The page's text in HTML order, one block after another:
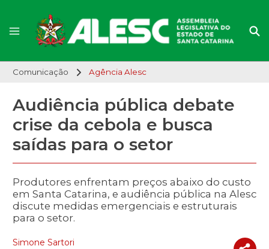
Comunicação Agência Alesc
Audiência pública debate
crise da cebola e busca
saídas para o setor
Produtores enfrentam preços abaixo do custo
em Santa Catarina, e audiência pública na Alesc
discute medidas emergenciais e estruturais
para o setor.
Simone Sartori